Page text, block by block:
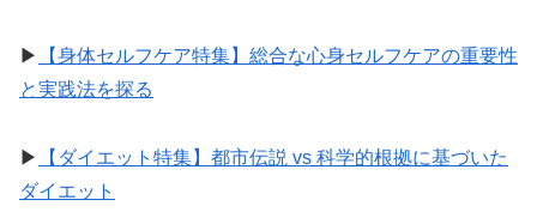
▶︎
【身体セルフケア特集】総合な心身セルフケアの重要性
と実践法を探る
▶︎
【ダイエット特集】都市伝説 vs 科学的根拠に基づいた
ダイエット